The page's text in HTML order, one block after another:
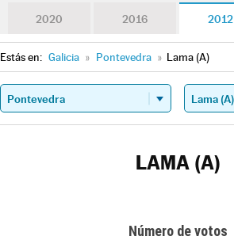
2020 2016 2012
Estás en: Galicia » Pontevedra » Lama (A)
LAMA (A)
Número de votos